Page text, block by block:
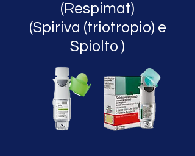
(Respimat)
(Spiriva (triotropio) e
Spiolto )